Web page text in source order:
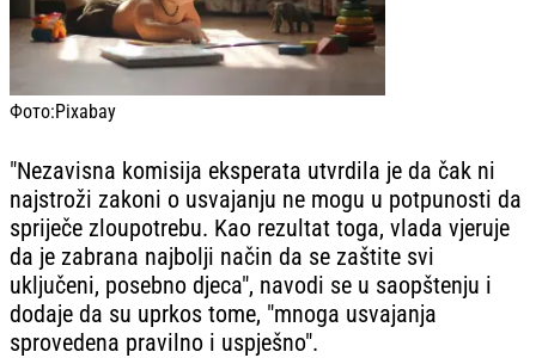
Фото:Pixabay
"Nezavisna komisija eksperata utvrdila je da čak ni
najstroži zakoni o usvajanju ne mogu u potpunosti da
spriječe zloupotrebu. Kao rezultat toga, vlada vjeruje
da je zabrana najbolji način da se zaštite svi
uključeni, posebno djeca", navodi se u saopštenju i
dodaje da su uprkos tome, "mnoga usvajanja
sprovedena pravilno i uspješno".